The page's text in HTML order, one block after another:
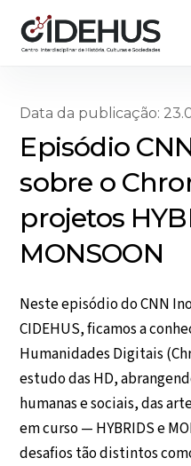
content
Data da publicação:
Episódio
sobre o
projetos
MONSOON
Neste episódio do CNN
CIDEHUS, ficamos a
Humanidades Digitais
estudo das HD,
humanas e sociais, das
em curso — HYBRIDS e
desafios tão distintos